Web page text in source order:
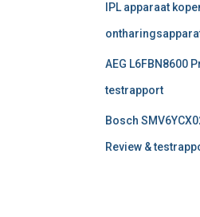
IPL apparaat
AEG L6FBN8600
testrapport
Bosch
Review &